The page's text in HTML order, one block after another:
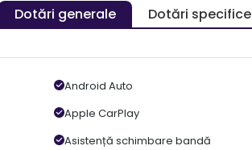
Dotări generale Dotări specifice
Android Auto
Apple CarPlay
Asistență schimbare bandă